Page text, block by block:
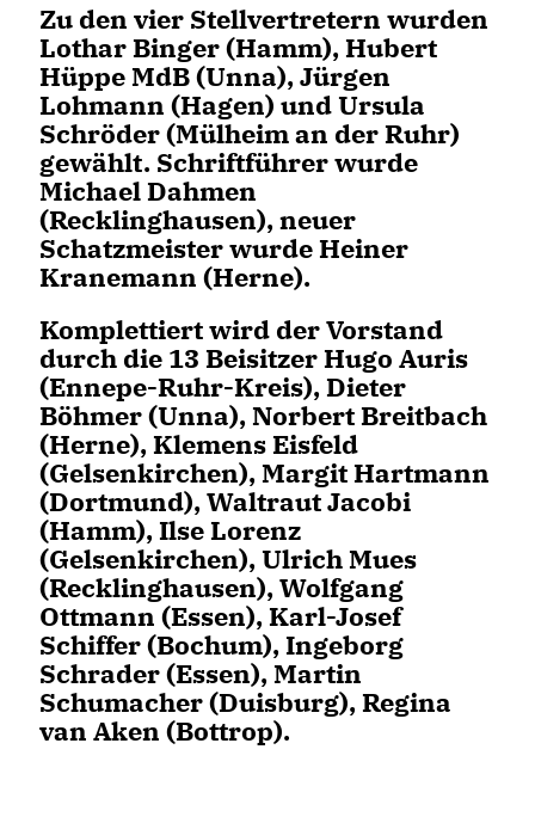
Zu den vier Stellvertretern wurden
Lothar Binger (Hamm), Hubert
Hüppe MdB (Unna), Jürgen
Lohmann (Hagen) und Ursula
Schröder (Mülheim an der Ruhr)
gewählt. Schriftführer wurde
Michael Dahmen
(Recklinghausen), neuer
Schatzmeister wurde Heiner
Kranemann (Herne).
Komplettiert wird der Vorstand
durch die 13 Beisitzer Hugo Auris
(Ennepe-Ruhr-Kreis), Dieter
Böhmer (Unna), Norbert Breitbach
(Herne), Klemens Eisfeld
(Gelsenkirchen), Margit Hartmann
(Dortmund), Waltraut Jacobi
(Hamm), Ilse Lorenz
(Gelsenkirchen), Ulrich Mues
(Recklinghausen), Wolfgang
Ottmann (Essen), Karl-Josef
Schiffer (Bochum), Ingeborg
Schrader (Essen), Martin
Schumacher (Duisburg), Regina
van Aken (Bottrop).